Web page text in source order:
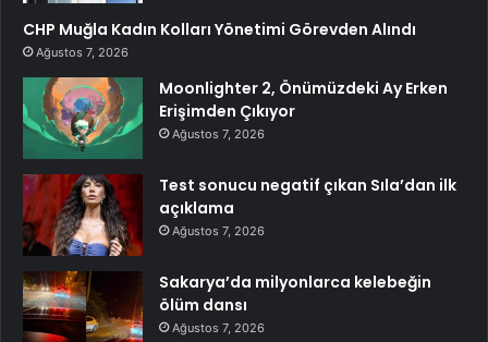
CHP Muğla Kadın Kolları Yönetimi Görevden Alındı
Ağustos 7, 2026
Moonlighter 2, Önümüzdeki Ay Erken
Erişimden Çıkıyor
Ağustos 7, 2026
Test sonucu negatif çıkan Sıla’dan ilk
açıklama
Ağustos 7, 2026
Sakarya’da milyonlarca kelebeğin
ölüm dansı
Ağustos 7, 2026